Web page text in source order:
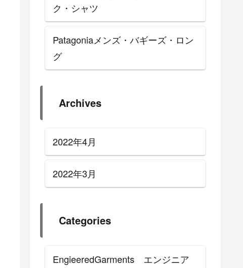
ク・シャツ
Patagoniaメンズ・バギーズ・ロン
グ
Archives
2022年4月
2022年3月
Categories
EngieeredGarments エンジニア